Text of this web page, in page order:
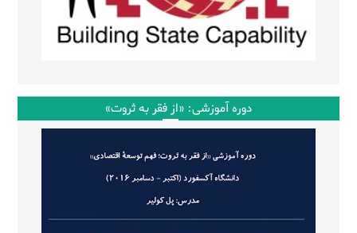
دوره آموزشی: «از فقر به ثروت»